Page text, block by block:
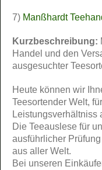
7) Manßhardt
Kurzbeschreibung:
Handel und den
ausgesuchter
Heute können wir
Teesortender Welt,
Leistungsverhältniss
Die Teeauslese für
ausführlicher
aus aller Welt.
Bei unseren